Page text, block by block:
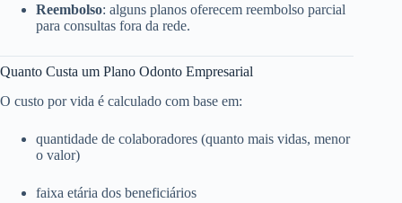
Reembolso: alguns planos oferecem reembolso parcial
para consultas fora da rede.
Quanto Custa um Plano Odonto Empresarial
O custo por vida é calculado com base em:
quantidade de colaboradores (quanto mais vidas, menor
o valor)
faixa etária dos beneficiários